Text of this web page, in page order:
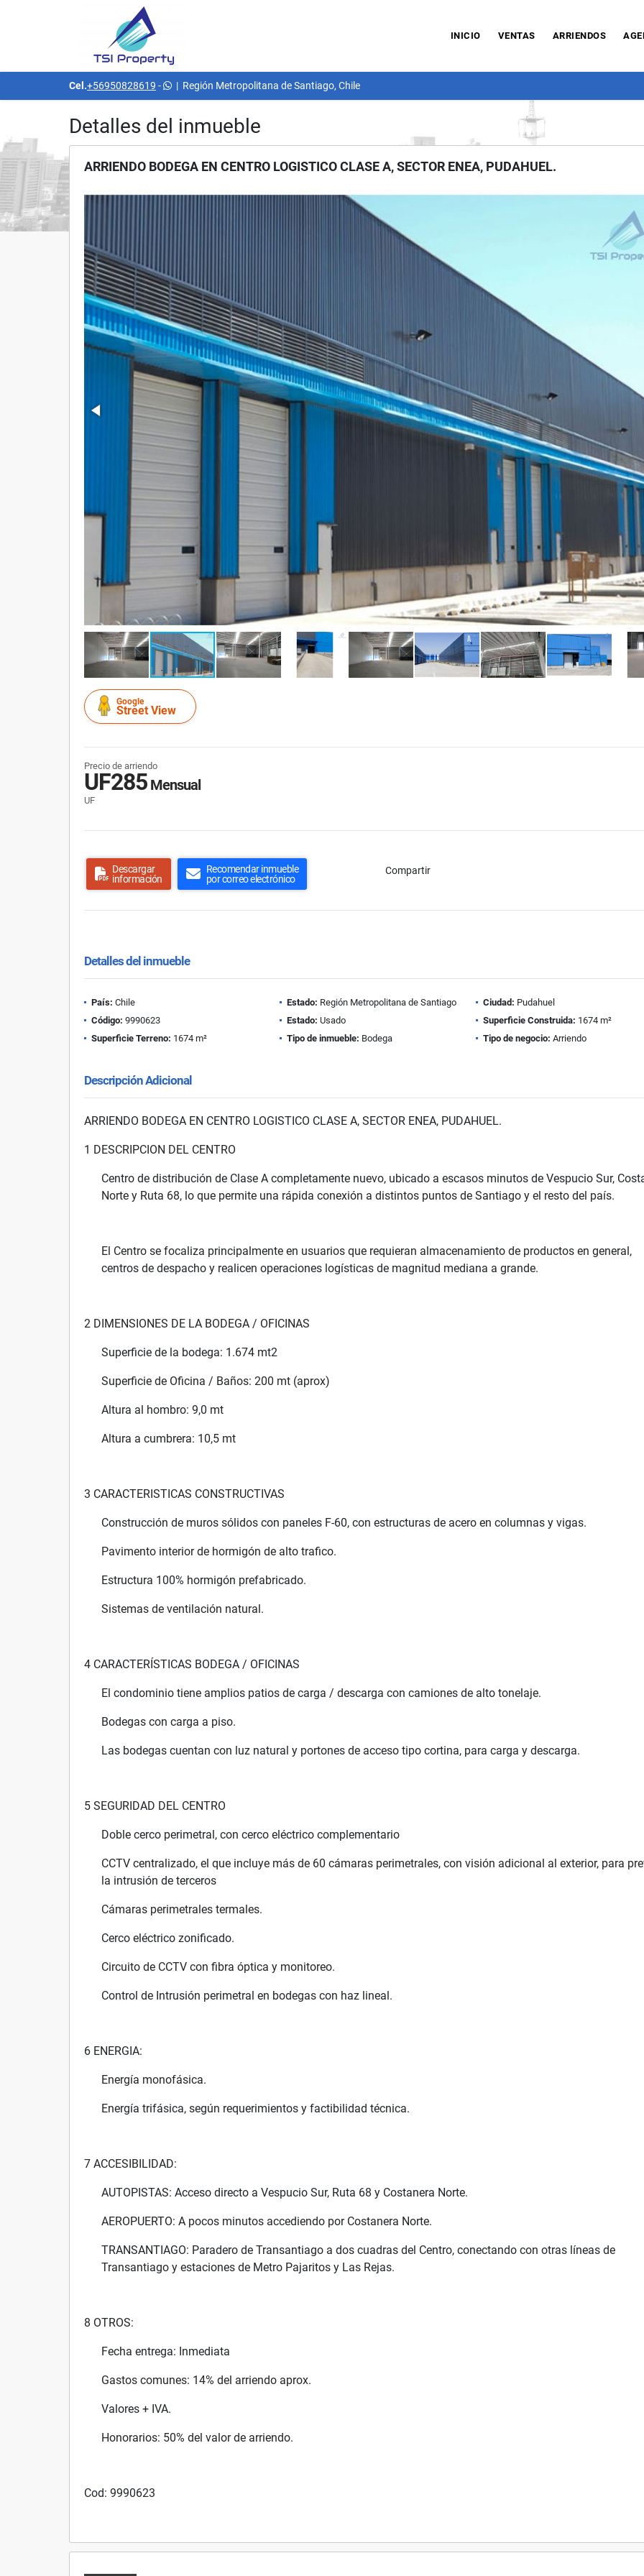
INICIO VENTAS ARRIENDOS
Cel.+56950828619 - | Región Metropolitana de Santiago, Chile
Detalles del inmueble
ARRIENDO BODEGA EN CENTRO LOGISTICO CLASE A, SECTOR ENEA, PUDAHUEL.
Google
Street View
Precio de arriendo
UF285 Mensual
UF
Descargar
información
Recomendar inmueble
por correo electrónico
Compartir
Detalles del inmueble
País: Chile Estado: Región Metropolitana de Santiago Ciudad: Pudahuel
Código: 9990623 Estado: Usado Superficie Construida: 1674 m²
Superficie Terreno: 1674 m² Tipo de inmueble: Bodega Tipo de negocio: Arriendo
Descripción Adicional
ARRIENDO BODEGA EN CENTRO LOGISTICO CLASE A, SECTOR ENEA, PUDAHUEL.
1 DESCRIPCION DEL CENTRO
Centro de distribución de Clase A completamente nuevo, ubicado a escasos minutos de Vespucio Sur,
Norte y Ruta 68, lo que permite una rápida conexión a distintos puntos de Santiago y el resto del país.
El Centro se focaliza principalmente en usuarios que requieran almacenamiento de productos en general,
centros de despacho y realicen operaciones logísticas de magnitud mediana a grande.
2 DIMENSIONES DE LA BODEGA / OFICINAS
Superficie de la bodega: 1.674 mt2
Superficie de Oficina / Baños: 200 mt (aprox)
Altura al hombro: 9,0 mt
Altura a cumbrera: 10,5 mt
3 CARACTERISTICAS CONSTRUCTIVAS
Construcción de muros sólidos con paneles F-60, con estructuras de acero en columnas y vigas.
Pavimento interior de hormigón de alto trafico.
Estructura 100% hormigón prefabricado.
Sistemas de ventilación natural.
4 CARACTERÍSTICAS BODEGA / OFICINAS
El condominio tiene amplios patios de carga / descarga con camiones de alto tonelaje.
Bodegas con carga a piso.
Las bodegas cuentan con luz natural y portones de acceso tipo cortina, para carga y descarga.
5 SEGURIDAD DEL CENTRO
Doble cerco perimetral, con cerco eléctrico complementario
CCTV centralizado, el que incluye más de 60 cámaras perimetrales, con visión adicional al exterior, para
la intrusión de terceros
Cámaras perimetrales termales.
Cerco eléctrico zonificado.
Circuito de CCTV con fibra óptica y monitoreo.
Control de Intrusión perimetral en bodegas con haz lineal.
6 ENERGIA:
Energía monofásica.
Energía trifásica, según requerimientos y factibilidad técnica.
7 ACCESIBILIDAD:
AUTOPISTAS: Acceso directo a Vespucio Sur, Ruta 68 y Costanera Norte.
AEROPUERTO: A pocos minutos accediendo por Costanera Norte.
TRANSANTIAGO: Paradero de Transantiago a dos cuadras del Centro, conectando con otras líneas de
Transantiago y estaciones de Metro Pajaritos y Las Rejas.
8 OTROS:
Fecha entrega: Inmediata
Gastos comunes: 14% del arriendo aprox.
Valores + IVA.
Honorarios: 50% del valor de arriendo.
Cod: 9990623